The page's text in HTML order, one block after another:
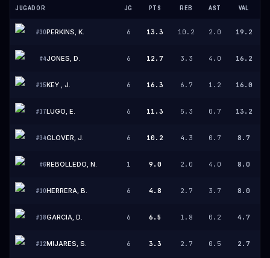
JUGADOR JG PTS REB AST VAL
#30PERKINS, K. 6 13.3 10.2 2.0 19.2
#4JONES, D. 6 12.7 3.3 4.0 16.2
#15KEY , J. 6 16.3 6.7 1.2 16.0
#17LUGO, E. 6 11.3 5.3 0.7 13.2
#34GLOVER, J. 6 10.2 4.3 0.7 8.7
#6REBOLLEDO, N. 1 9.0 2.0 4.0 8.0
#10HERRERA, B. 6 4.8 2.7 3.7 8.0
#18GARCIA, D. 6 6.5 1.8 0.2 4.7
#12MIJARES, S. 6 3.3 2.7 0.5 2.7